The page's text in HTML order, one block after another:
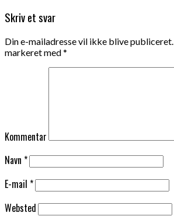
Skriv et svar
Din e-mailadresse vil ikke blive publiceret.
markeret med*
Kommentar
Navn *
E-mail *
Websted